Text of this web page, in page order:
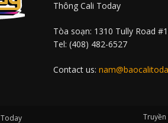
Thông Cali Today
Tòa soạn: 1310 Tully Road
Tel: (408) 482-6527
Contact us: